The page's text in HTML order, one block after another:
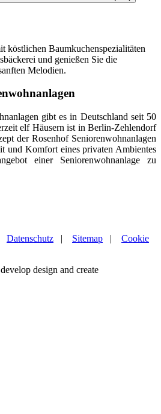
köstlichen Baumkuchenspezialitäten
und genießen Sie die
Melodien.
gibt es in Deutschland seit 50
elf Häusern ist in Berlin-Zehlendorf
der Rosenhof Seniorenwohnanlagen
und Komfort eines privaten Ambientes
einer Seniorenwohnanlage zu
Datenschutz | Sitemap | Cookie
design and create